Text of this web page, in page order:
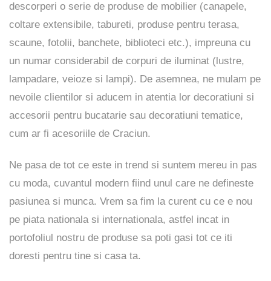
descorperi o serie de produse de mobilier (canapele,
coltare extensibile, tabureti, produse pentru terasa,
scaune, fotolii, banchete, biblioteci etc.), impreuna cu
un numar considerabil de corpuri de iluminat (lustre,
lampadare, veioze si lampi). De asemnea, ne mulam pe
nevoile clientilor si aducem in atentia lor decoratiuni si
accesorii pentru bucatarie sau decoratiuni tematice,
cum ar fi acesoriile de Craciun.
Ne pasa de tot ce este in trend si suntem mereu in pas
cu moda, cuvantul modern fiind unul care ne defineste
pasiunea si munca. Vrem sa fim la curent cu ce e nou
pe piata nationala si internationala, astfel incat in
portofoliul nostru de produse sa poti gasi tot ce iti
doresti pentru tine si casa ta.